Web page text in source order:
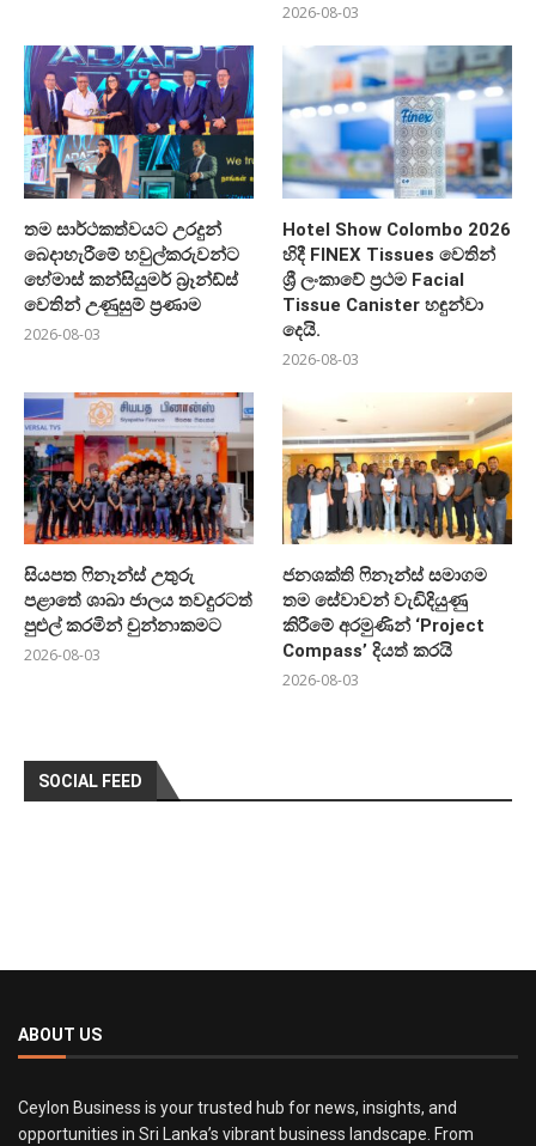
2026-08-03
තම සාර්ථකත්වයට උරදුන්
බෙදාහැරීමේ හවුල්කරුවන්ට
හේමාස් කන්සියුමර් බ්‍රෑන්ඩ්ස්
වෙතින් උණුසුම් ප්‍රණාම
2026-08-03
Hotel Show Colombo 2026
හිදී FINEX Tissues වෙතින්
ශ්‍රී ලංකාවේ ප්‍රථම Facial
Tissue Canister හඳුන්වා
දෙයි.
2026-08-03
සියපත ෆිනෑන්ස් උතුරු
පළාතේ ශාඛා ජාලය තවදුරටත්
පුළුල් කරමින් චුන්නාකමට
2026-08-03
ජනශක්ති ෆිනෑන්ස් සමාගම
තම සේවාවන් වැඩිදියුණු
කිරීමේ අරමුණින් ‘Project
Compass’ දියත් කරයි
2026-08-03
SOCIAL FEED
ABOUT US
Ceylon Business is your trusted hub for news, insights, and
opportunities in Sri Lanka’s vibrant business landscape. From